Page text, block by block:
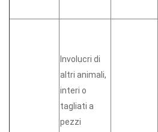
Involucri di
altri animali,
interi o
tagliati a
pezzi